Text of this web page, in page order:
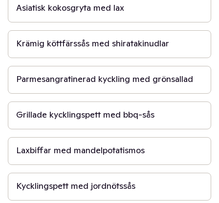
Asiatisk kokosgryta med lax
20 min
Krämig köttfärssås med shiratakinudlar
30 min
Parmesangratinerad kyckling med grönsallad
45 min
Grillade kycklingspett med bbq-sås
30 min
Laxbiffar med mandelpotatismos
20 min
Kycklingspett med jordnötssås
30 min